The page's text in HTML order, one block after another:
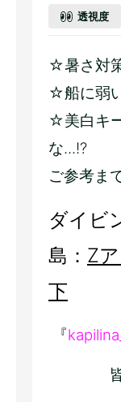
透視度
☆暑さ対
☆船に弱
☆美白キ
な...!?
ご参考ま
ダイビ
島： Z
下
『
皆さ